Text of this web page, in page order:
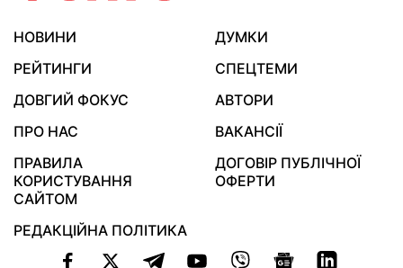
НОВИНИ
ДУМКИ
РЕЙТИНГИ
СПЕЦТЕМИ
ДОВГИЙ ФОКУС
АВТОРИ
ПРО НАС
ВАКАНСІЇ
ПРАВИЛА
КОРИСТУВАННЯ
САЙТОМ
ДОГОВІР ПУБЛІЧНОЇ
ОФЕРТИ
РЕДАКЦІЙНА ПОЛІТИКА